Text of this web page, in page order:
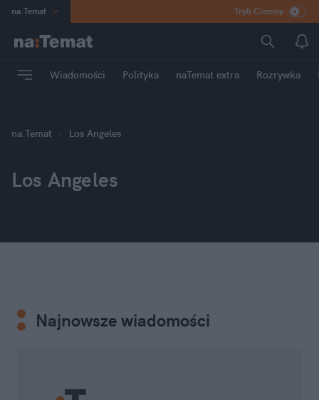
na:Temat
Poland
mama
Rozrywka
Tryb Ciemny
Wiadomości Polityka naTemat extra Rozrywka
na:Temat Los Angeles
Los Angeles
Najnowsze wiadomości